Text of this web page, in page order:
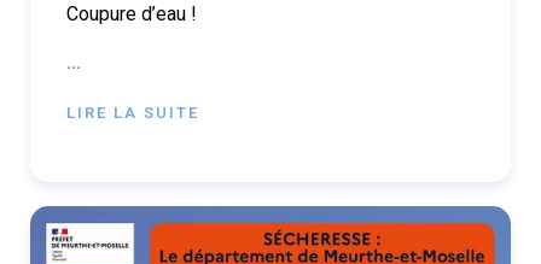
Coupure d’eau !
...
LIRE LA SUITE